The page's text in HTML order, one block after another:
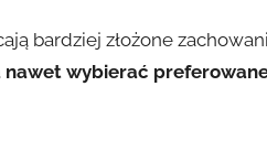
bardziej złożone
wybierać